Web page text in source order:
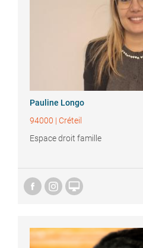
Pauline Longo
94000 | Créteil
Espace droit famille
